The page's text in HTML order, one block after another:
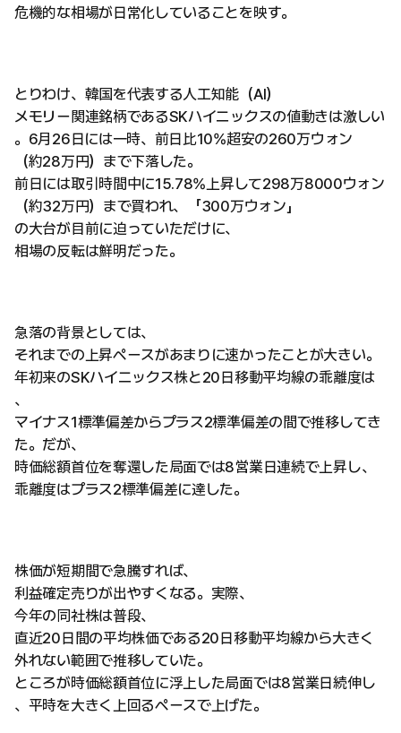
危機的な相場が日常化していることを映す。
とりわけ、韓国を代表する人工知能（AI）
メモリー関連銘柄であるSKハイニックスの値動きは激しい
。6月26日には一時、前日比10%超安の260万ウォン
（約28万円）まで下落した。
前日には取引時間中に15.78%上昇して298万8000ウォン
（約32万円）まで買われ、「300万ウォン」
の大台が目前に迫っていただけに、
相場の反転は鮮明だった。
急落の背景としては、
それまでの上昇ペースがあまりに速かったことが大きい。
年初来のSKハイニックス株と20日移動平均線の乖離度は
、
マイナス1標準偏差からプラス2標準偏差の間で推移してき
た。だが、
時価総額首位を奪還した局面では8営業日連続で上昇し、
乖離度はプラス2標準偏差に達した。
株価が短期間で急騰すれば、
利益確定売りが出やすくなる。実際、
今年の同社株は普段、
直近20日間の平均株価である20日移動平均線から大きく
外れない範囲で推移していた。
ところが時価総額首位に浮上した局面では8営業日続伸し
、平時を大きく上回るペースで上げた。